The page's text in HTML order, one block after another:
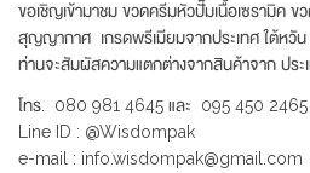
ขอเชิญเข้ามาชม ขวดครีมหัวปั๊มเนื้อเซรามิค ข
สุญญากาศ เกรดพรีเมียมจากประเทศ ใต้หวั
ท่านจะสัมผัสความแตกต่างจากสินค้าจาก ปร
โทร. 080 981 4645 และ 095 450 2465
Line ID : @Wisdompak
e-mail : info.wisdompak@gmail.com